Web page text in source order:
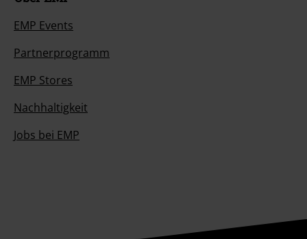
EMP Events
Partnerprogramm
EMP Stores
Nachhaltigkeit
Jobs bei EMP